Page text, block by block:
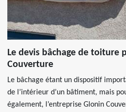
Le devis bâchage de toiture
Couverture
Le bâchage étant un dispositif
de l’intérieur d’un bâtiment, mais
également, l’entreprise Glonin